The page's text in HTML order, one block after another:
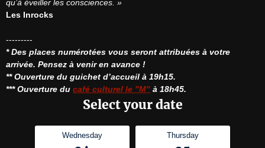
qu’à éveiller les consciences. »
Les Inrocks
* Des places numérotées vous seront attribuées à votre
arrivée. Pensez à venir en avance !
** Ouverture du guichet d’accueil à 19h15.
*** Ouverture du café culturel le "M" à 18h45.
Select your date
Wednesday Thursday